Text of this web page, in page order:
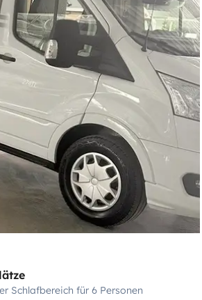
Schlafbereich für 6 Personen